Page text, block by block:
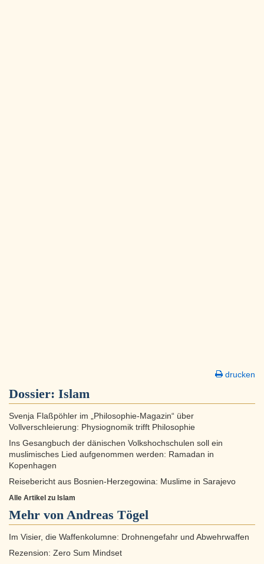
drucken
Dossier: Islam
Svenja Flaßpöhler im „Philosophie-Magazin“ über
Vollverschleierung: Physiognomik trifft Philosophie
Ins Gesangbuch der dänischen Volkshochschulen soll ein
muslimisches Lied aufgenommen werden: Ramadan in
Kopenhagen
Reisebericht aus Bosnien-Herzegowina: Muslime in Sarajevo
Alle Artikel zu Islam
Mehr von Andreas Tögel
Im Visier, die Waffenkolumne: Drohnengefahr und Abwehrwaffen
Rezension: Zero Sum Mindset